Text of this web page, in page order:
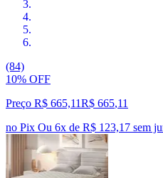
(84)
10% OFF
Preço R$ 665,11R$ 665,11
no Pix Ou 6x de R$ 123,17 sem